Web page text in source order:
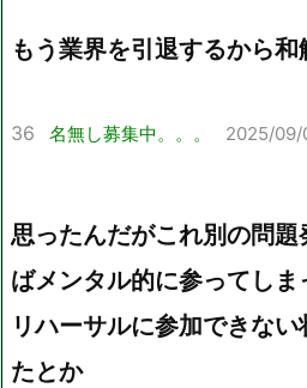
もう業界を引退するから
36 名無し募集中。。。 2025/09/
思ったんだがこれ別の問題
ばメンタル的に参ってしま
リハーサルに参加できな
たとか